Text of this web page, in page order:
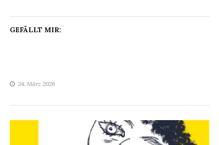
GEFÄLLT MIR:
24. März 2026